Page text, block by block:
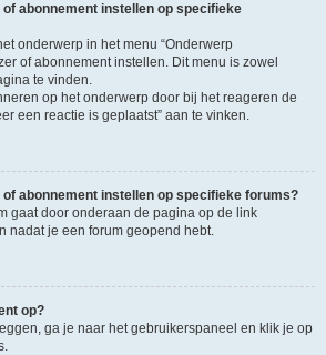
of abonnement instellen op specifieke
onderwerp in het menu “Onderwerp
of abonnement instellen. Dit menu is zowel
te vinden.
op het onderwerp door bij het reageren de
een reactie is geplaatst” aan te vinken.
of abonnement instellen op specifieke forums?
gaat door onderaan de pagina op de link
nadat je een forum geopend hebt.
op?
ga je naar het gebruikerspaneel en klik je op